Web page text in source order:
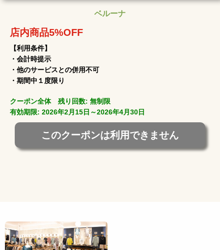
ベルーナ
店内商品5%OFF
【利用条件】
・会計時提示
・他のサービスとの併用不可
・期間中１度限り
クーポン全体 残り回数: 無制限
有効期限: 2026年2月15日～2026年4月30日
このクーポンは利用できません